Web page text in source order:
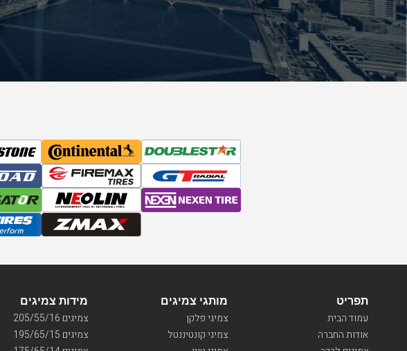
מידות צמיגים
צמיגים 205/55/16
צמיגים 195/65/15
מותגי צמיגים
צמיגי פלקן
צמיגי קונטיננטל
תפריט
עמוד הבית
אודות החברה